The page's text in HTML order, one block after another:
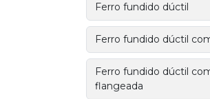
Ferro fundido dúctil
Ferro fundido dúctil
Ferro fundido dúctil
flangeada